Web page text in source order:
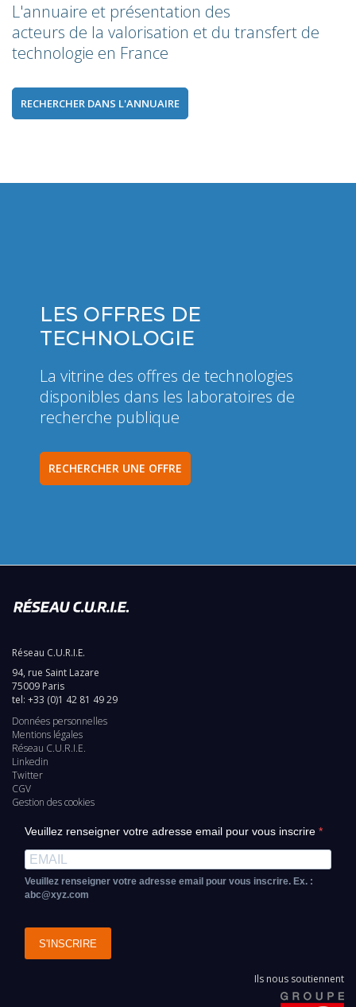
L'annuaire et présentation des
acteurs de la valorisation et du transfert de
technologie en France
RECHERCHER DANS L'ANNUAIRE
LES OFFRES DE
TECHNOLOGIE
La vitrine des offres de technologies
disponibles dans les laboratoires de
recherche publique
RECHERCHER UNE OFFRE
Réseau C.U.R.I.E.
94, rue Saint Lazare
75009 Paris
tel: +33 (0)1 42 81 49 29
Pied
de
page
Données personnelles
Mentions légales
Réseau C.U.R.I.E.
Linkedin
Twitter
CGV
Gestion des cookies
Veuillez renseigner votre adresse email pour vous inscrire
Veuillez renseigner votre adresse email pour vous inscrire. Ex. :
abc@xyz.com
S'INSCRIRE
Ils nous soutiennent